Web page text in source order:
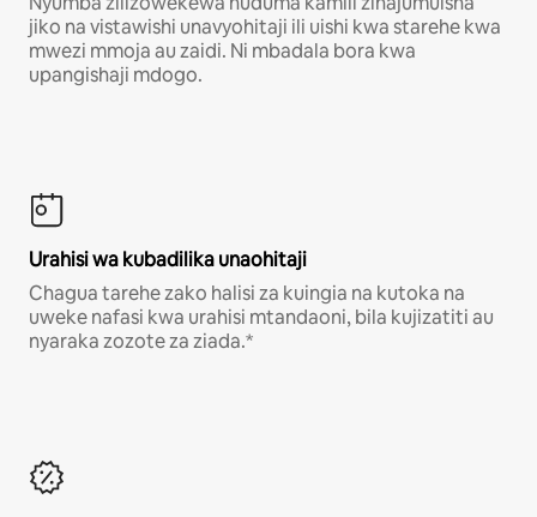
jiko na vistawishi unavyohitaji ili uishi kwa starehe kwa
mwezi mmoja au zaidi. Ni mbadala bora kwa
upangishaji mdogo.
Urahisi wa kubadilika unaohitaji
Chagua tarehe zako halisi za kuingia na kutoka na
uweke nafasi kwa urahisi mtandaoni, bila kujizatiti au
nyaraka zozote za ziada.*